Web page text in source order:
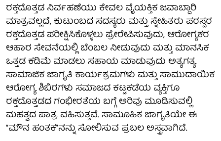
ರಕ್ತದೊತ್ತಡ ನಿರ್ವಹಣೆಯು ಕೇವಲ ವೈಯಕ್ತಿಕ ಜವಾಬ್ದಾರಿ
ಮಾತ್ರವಲ್ಲದೆ, ಕುಟುಂಬದ ಸದಸ್ಯರು ಮತ್ತು ಸ್ನೇಹಿತರು ಪರಸ್ಪರ
ರಕ್ತದೊತ್ತಡ ಪರೀಕ್ಷಿಸಿಕೊಳ್ಳಲು ಪ್ರೇರೇಪಿಸುವುದು, ಆರೋಗ್ಯಕರ
ಆಹಾರ ಸೇವನೆಯಲ್ಲಿ ಬೆಂಬಲ ನೀಡುವುದು ಮತ್ತು ಮಾನಸಿಕ
ಒತ್ತಡ ಕಡಿಮೆ ಮಾಡಲು ಸಹಾಯ ಮಾಡುವುದು ಅತ್ಯಗತ್ಯ.
ಸಾಮಾಜಿಕ ಜಾಗೃತಿ ಕಾರ್ಯಕ್ರಮಗಳು ಮತ್ತು ಸಾಮುದಾಯಿಕ
ಆರೋಗ್ಯ ಶಿಬಿರಗಳು ಸಮಾಜದ ಕಟ್ಟಕಡೆಯ ವ್ಯಕ್ತಿಗೂ
ರಕ್ತದೊತ್ತಡದ ಗಂಭೀರತೆಯ ಬಗ್ಗೆ ಅರಿವು ಮೂಡಿಸುವಲ್ಲಿ
ಮಹತ್ವದ ಪಾತ್ರ ವಹಿಸುತ್ತವೆ. ಸಾಮೂಹಿಕ ಜಾಗೃತಿಯೇ ಈ
“ಮೌನ ಹಂತಕ”ನನ್ನು ಸೋಲಿಸುವ ಪ್ರಬಲ ಅಸ್ತ್ರವಾಗಿದೆ.